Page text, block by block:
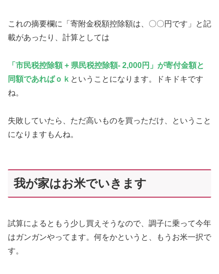
これの摘要欄に「寄附金税額控除額は、〇〇円です」と記
載があったり、計算としては
「市民税控除額 + 県民税控除額- 2,000円」が寄付金額と
同額であればｏｋ ということになります。ドキドキです
ね。
失敗していたら、ただ高いものを買っただけ、ということ
になりますもんね。
我が家はお米でいきます
試算によるともう少し買えそうなので、調子に乗って今年
はガンガンやってます。何をかというと、もうお米一択で
す。